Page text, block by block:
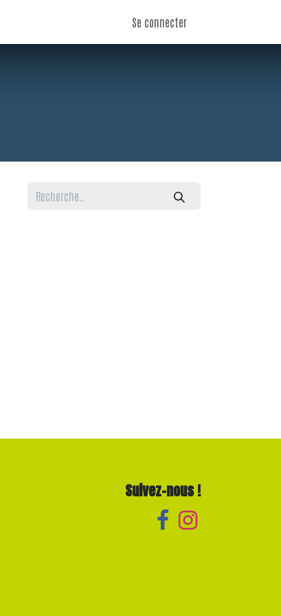
Se connecter
Sui​vez-nous !